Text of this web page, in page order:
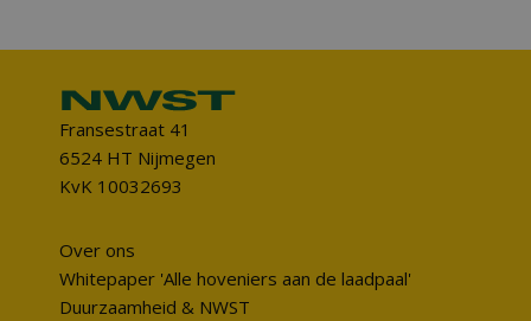
Fransestraat 41
6524 HT Nijmegen
KvK 10032693
Over ons
Whitepaper 'Alle hoveniers aan de laadpaal'
Duurzaamheid & NWST